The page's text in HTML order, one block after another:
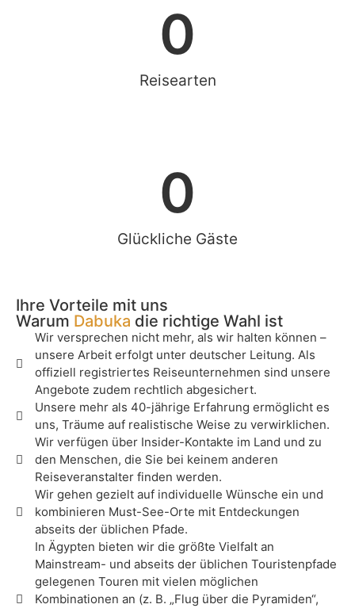
Reisearten
0
Glückliche Gäste
0
Ihre Vorteile mit uns
Warum Dabuka die richtige Wahl ist
Wir versprechen nicht mehr, als wir halten können –
unsere Arbeit erfolgt unter deutscher Leitung. Als
offiziell registriertes Reiseunternehmen sind unsere
Angebote zudem rechtlich abgesichert.
Unsere mehr als 40-jährige Erfahrung ermöglicht es
uns, Träume auf realistische Weise zu verwirklichen.
Wir verfügen über Insider-Kontakte im Land und zu
den Menschen, die Sie bei keinem anderen
Reiseveranstalter finden werden.
Wir gehen gezielt auf individuelle Wünsche ein und
kombinieren Must-See-Orte mit Entdeckungen
abseits der üblichen Pfade.
In Ägypten bieten wir die größte Vielfalt an
Mainstream- und abseits der üblichen Touristenpfade
gelegenen Touren mit vielen möglichen
Kombinationen an (z. B. „Flug über die Pyramiden“,